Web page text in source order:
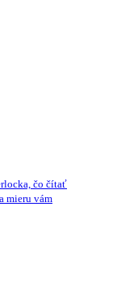
čo čítať
mieru vám